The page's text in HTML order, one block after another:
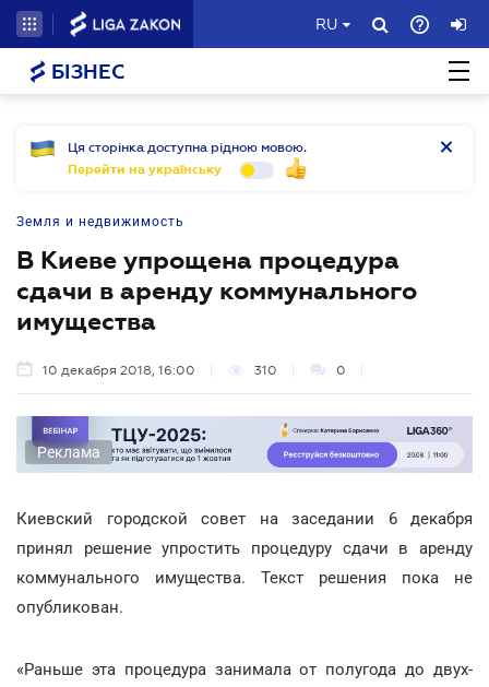
RU
БІЗНЕС
Ця сторінка доступна рідною мовою.
Перейти на українську
Земля и недвижимость
В Киеве упрощена процедура
сдачи в аренду коммунального
имущества
10 декабря 2018, 16:00 310 0
Реклама
Киевский городской совет на заседании 6 декабря
принял решение упростить процедуру сдачи в аренду
коммунального имущества. Текст решения пока не
опубликован.
«Раньше эта процедура занимала от полугода до двух-